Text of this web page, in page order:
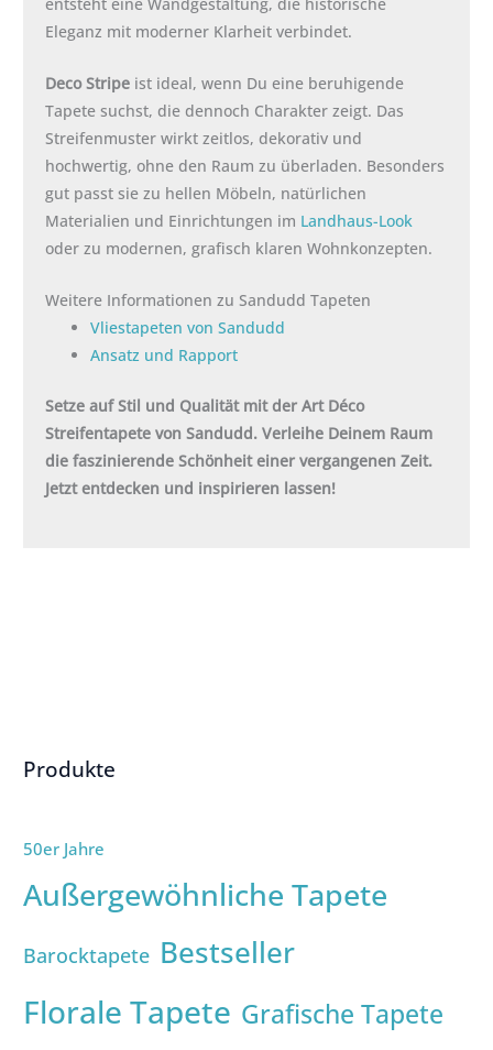
entsteht eine Wandgestaltung, die historische
Eleganz mit moderner Klarheit verbindet.
Deco Stripe ist ideal, wenn Du eine beruhigende
Tapete suchst, die dennoch Charakter zeigt. Das
Streifenmuster wirkt zeitlos, dekorativ und
hochwertig, ohne den Raum zu überladen. Besonders
gut passt sie zu hellen Möbeln, natürlichen
Materialien und Einrichtungen im Landhaus-Look
oder zu modernen, grafisch klaren Wohnkonzepten.
Weitere Informationen zu Sandudd Tapeten
Vliestapeten von Sandudd
Ansatz und Rapport
Setze auf Stil und Qualität mit der Art Déco
Streifentapete von Sandudd. Verleihe Deinem Raum
die faszinierende Schönheit einer vergangenen Zeit.
Jetzt entdecken und inspirieren lassen!
Produkte
50er Jahre
Außergewöhnliche Tapete
Barocktapete Bestseller
Florale Tapete Grafische Tapete